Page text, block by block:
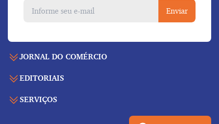
JORNAL DO COMÉRCIO
Capa
EDITORIAIS
Economia
SERVIÇOS
Enviar